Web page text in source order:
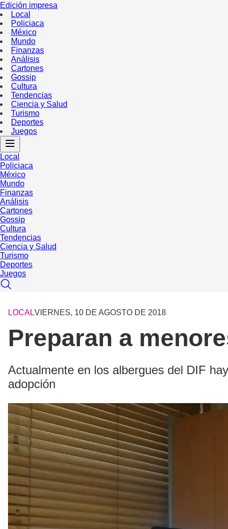
Edición impresa
Local
Policiaca
México
Mundo
Finanzas
Análisis
Cartones
Gossip
Cultura
Tendencias
Ciencia y Salud
Turismo
Deportes
Juegos
Local
Policiaca
México
Mundo
Finanzas
Análisis
Cartones
Gossip
Cultura
Tendencias
Ciencia y Salud
Turismo
Deportes
Juegos
LOCALVIERNES, 10 DE AGOSTO DE 2018
Preparan a
Actualmente en los albergues del DIF
adopción